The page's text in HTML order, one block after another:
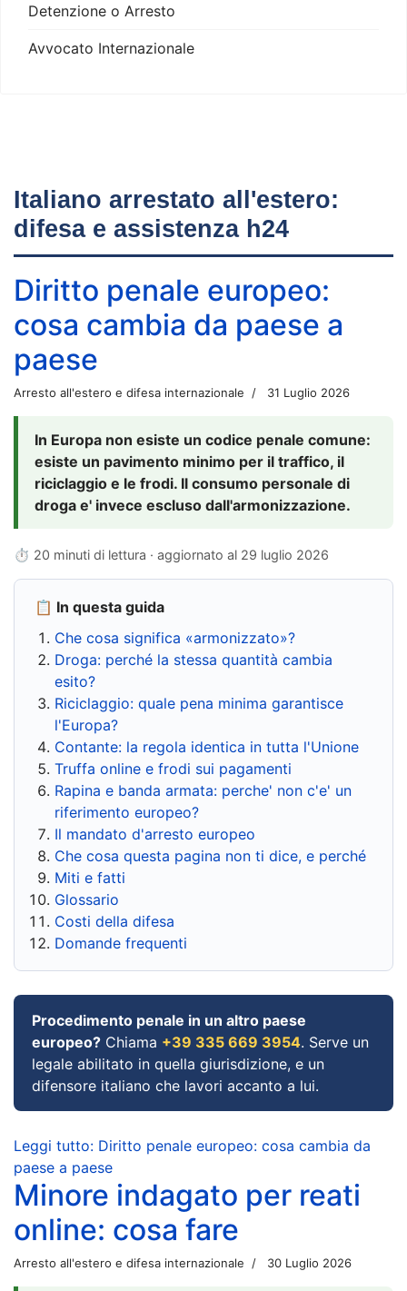
Detenzione o Arresto
Avvocato Internazionale
Italiano arrestato all'estero:
difesa e assistenza h24
Diritto penale europeo:
cosa cambia da paese a
paese
Arresto all'estero e difesa internazionale 31 Luglio 2026
In Europa non esiste un codice penale comune:
esiste un pavimento minimo per il traffico, il
riciclaggio e le frodi. Il consumo personale di
droga e' invece escluso dall'armonizzazione.
⏱ 20 minuti di lettura · aggiornato al 29 luglio 2026
📋 In questa guida
Che cosa significa «armonizzato»?
Droga: perché la stessa quantità cambia
esito?
Riciclaggio: quale pena minima garantisce
l'Europa?
Contante: la regola identica in tutta l'Unione
Truffa online e frodi sui pagamenti
Rapina e banda armata: perche' non c'e' un
riferimento europeo?
Il mandato d'arresto europeo
Che cosa questa pagina non ti dice, e perché
Miti e fatti
Glossario
Costi della difesa
Domande frequenti
Procedimento penale in un altro paese
europeo? Chiama +39 335 669 3954. Serve un
legale abilitato in quella giurisdizione, e un
difensore italiano che lavori accanto a lui.
Leggi tutto: Diritto penale europeo: cosa cambia da
paese a paese
Minore indagato per reati
online: cosa fare
Arresto all'estero e difesa internazionale 30 Luglio 2026